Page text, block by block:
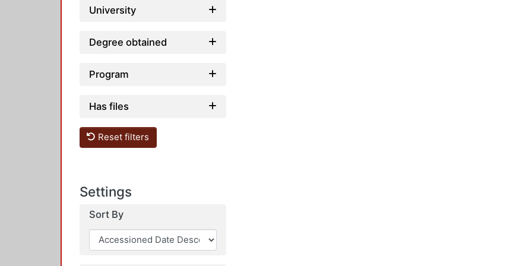
University
Degree obtained
Program
Has files
Reset filters
Settings
Sort By